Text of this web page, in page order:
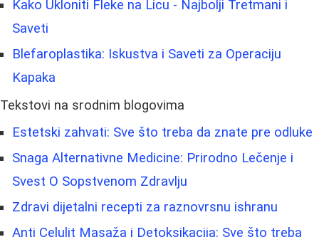
Kako Ukloniti Fleke na Licu - Najbolji Tretmani i
Saveti
Blefaroplastika: Iskustva i Saveti za Operaciju
Kapaka
Tekstovi na srodnim blogovima
Estetski zahvati: Sve što treba da znate pre odluke
Snaga Alternativne Medicine: Prirodno Lečenje i
Svest O Sopstvenom Zdravlju
Zdravi dijetalni recepti za raznovrsnu ishranu
Anti Celulit Masaža i Detoksikacija: Sve što treba